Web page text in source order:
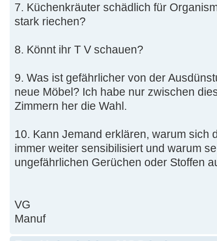
7. Küchenkräuter schädlich für
stark riechen?
8. Könnt ihr T V schauen?
9. Was ist gefährlicher von der
neue Möbel? Ich habe nur zwischen
Zimmern her die Wahl.
10. Kann Jemand erklären, warum sich
immer weiter sensibilisiert und warum
ungefährlichen Gerüchen oder Stoffen
VG
Manuf